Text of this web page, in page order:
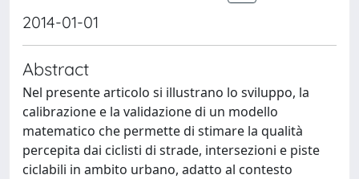
2014-01-01
Abstract
Nel presente articolo si illustrano lo sviluppo, la
calibrazione e la validazione di un modello
matematico che permette di stimare la qualità
percepita dai ciclisti di strade, intersezioni e piste
ciclabili in ambito urbano, adatto al contesto